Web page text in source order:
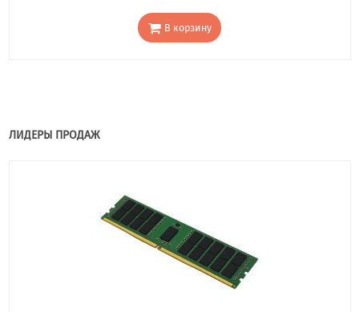
В корзину
ЛИДЕРЫ ПРОДАЖ